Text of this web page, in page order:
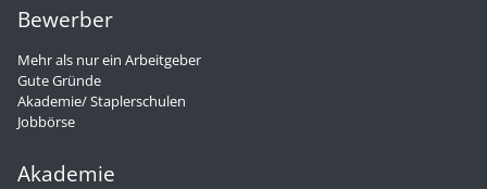
Bewerber
Mehr als nur ein Arbeitgeber
Gute Gründe
Akademie/ Staplerschulen
Jobbörse
Akademie